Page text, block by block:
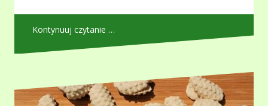
Kontynuuj czytanie …